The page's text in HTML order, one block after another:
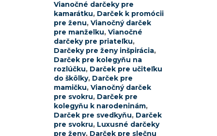
Vianočné darčeky pre
kamarátku, Darček k promócii
pre ženu, Vianočný darček
pre manželku, Vianočné
darčeky pre priateľku,
Darčeky pre ženy inšpirácia,
Darček pre kolegyňu na
rozlúčku, Darček pre učiteľku
do škôlky, Darček pre
mamičku, Vianočný darček
pre svokru, Darček pre
kolegyňu k narodeninám,
Darček pre svedkyňu, Darček
pre svokru, Luxusné darčeky
pre ženy, Darček pre slečnu